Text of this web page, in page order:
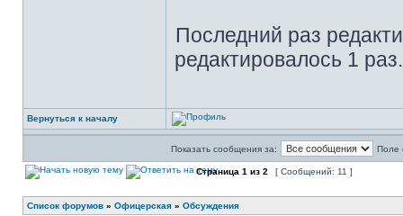
Последний раз
редактировалось 1 раз.
Вернуться к началу
Показать сообщения за: Поле
Страница 1 из 2 [ Сообщений: 11 ]
Список форумов » Офицерская » Обсуждения